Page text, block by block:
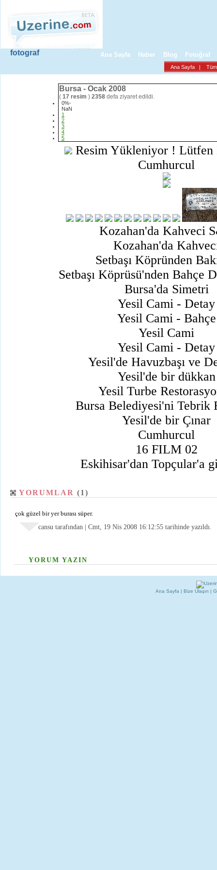
fotograf Ana Sayfa Haber Blog Fotoğraf
Ana Sayfa |
Bursa - Ocak 2008
( 17 resim ) 2358 defa ziyaret edildi.
0%-
NaN
1
2
3
4
5
Resim Yükleniyor ! Lütfen
Cumhurcul
Kozahan'da Kahveci
Kozahan'da
Setbaşı Köpründen
Setbaşı Köprüsü'nden Bahçe
Bursa'da Simetri
Yesil Cami - Detay
Yesil Cami - Bahçe
Yesil Cami
Yesil Cami - Detay
Yesil'de Havuzbaşı ve
Yesil'de bir dükkan
Yesil Turbe
Bursa Belediyesi'ni Tebrik
Yesil'de bir Çınar
Cumhurcul
16 FILM 02
Eskihisar'dan Topçular'a
YORUMLAR (1)
çok güzel bir yer burası süper.
cansu tarafından | Cmt, 19 Nis 2008 16:12:55 tarihinde yazıldı.
YORUM YAZIN
Ana Sayfa | Bize Ulaşın |